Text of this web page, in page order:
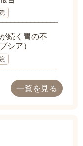
続く胃の不
シア）
一覧を見る